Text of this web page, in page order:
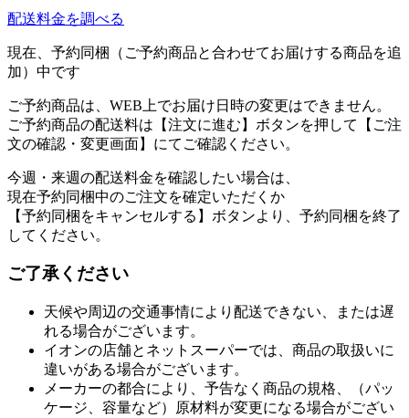
配送料金を調べる
現在、予約同梱（ご予約商品と合わせてお届けする商品を追
加）中です
ご予約商品は、WEB上でお届け日時の変更はできません。
ご予約商品の配送料は【注文に進む】ボタンを押して【ご注
文の確認・変更画面】にてご確認ください。
今週・来週の配送料金を確認したい場合は、
現在予約同梱中のご注文を確定いただくか
【予約同梱をキャンセルする】ボタンより、予約同梱を終了
してください。
ご了承ください
天候や周辺の交通事情により配送できない、または遅
れる場合がございます。
イオンの店舗とネットスーパーでは、商品の取扱いに
違いがある場合がございます。
メーカーの都合により、予告なく商品の規格、（パッ
ケージ、容量など）原材料が変更になる場合がござい